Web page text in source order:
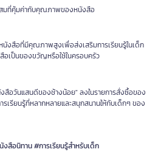
สมที่คุ้มค่ากับคุณภาพของหนังสือ
นังสือที่มีคุณภาพสูงเพื่อส่งเสริมการเรียนรู้ในเด็ก
เป็นของขวัญหรือใช้ในครอบครัว
สือวันแสนดีของช้างน้อย" ลงในรายการสั่งซื้อของ
รียนรู้ที่หลากหลายและสนุกสนานให้กับเด็กๆ ของ
สือนิทาน #การเรียนรู้สำหรับเด็ก